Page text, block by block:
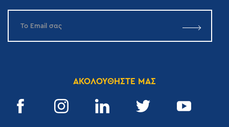
ΑΚΟΛΟΥΘΗΣΤΕ ΜΑΣ